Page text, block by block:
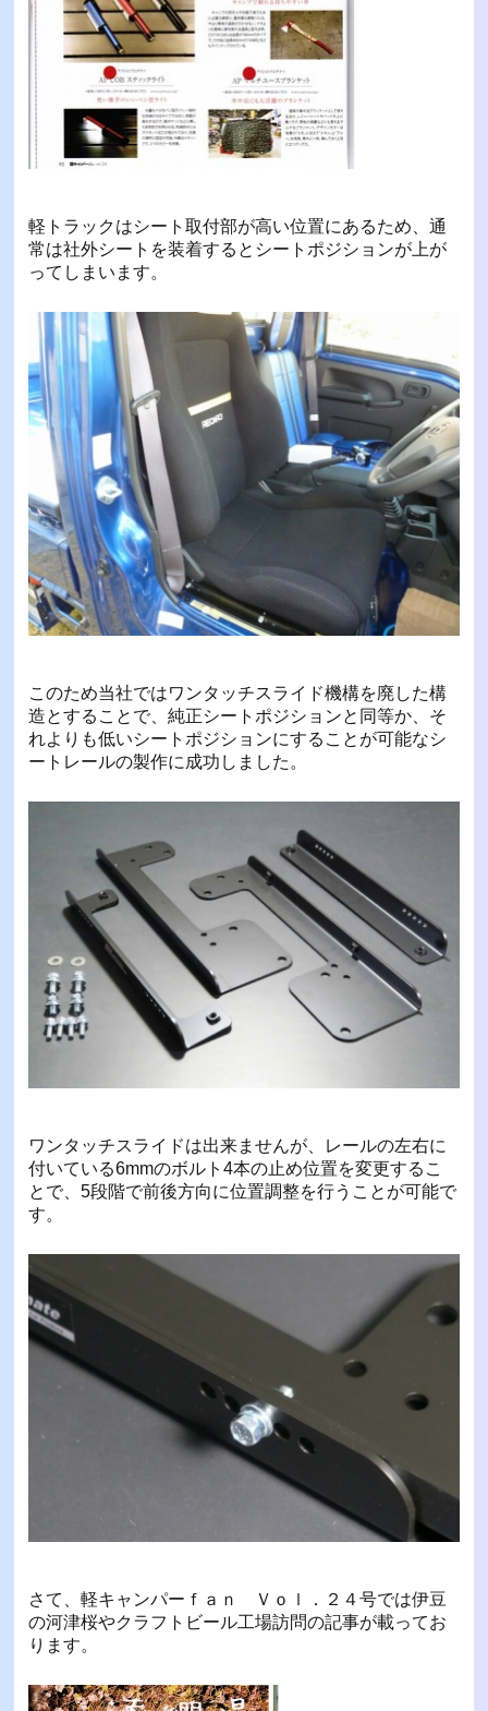
軽トラックはシート取付部が高い位置にあるため、通
常は社外シートを装着するとシートポジションが上が
ってしまいます。
このため当社ではワンタッチスライド機構を廃した構
造とすることで、純正シートポジションと同等か、そ
れよりも低いシートポジションにすることが可能なシ
ートレールの製作に成功しました。
ワンタッチスライドは出来ませんが、レールの左右に
付いている6mmのボルト4本の止め位置を変更するこ
とで、5段階で前後方向に位置調整を行うことが可能で
す。
さて、軽キャンパーｆａｎ Ｖｏｌ．２４号では伊豆
の河津桜やクラフトビール工場訪問の記事が載ってお
ります。